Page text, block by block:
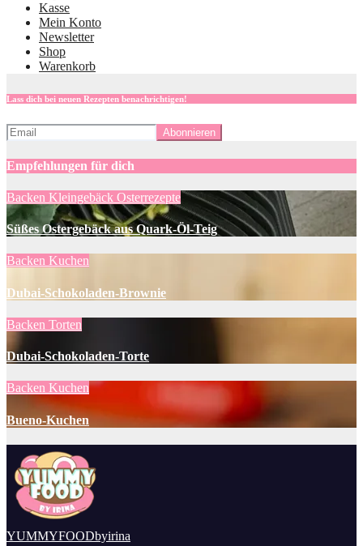
Kasse
Mein Konto
Newsletter
Shop
Warenkorb
Lass dich bei neuen Rezepten benachrichtigen!
Empfehlungen für dich
Backen Kleingebäck Osterrezepte
Süßes Ostergebäck aus Quark-Öl-Teig
Backen Kuchen
Dubai-Schokoladen-Brownie
Backen Torten
Dubai-Schokoladen-Torte
Backen Kuchen
Bueno-Kuchen
YUMMYFOODbyirina